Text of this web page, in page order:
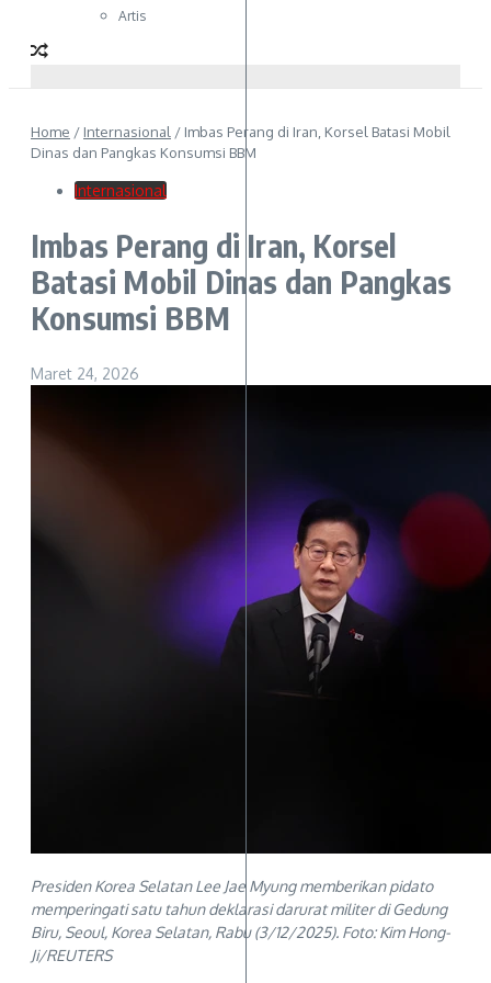
Artis
Home / Internasional / Imbas Perang di Iran, Korsel Batasi Mobil
Dinas dan Pangkas Konsumsi BBM
Internasional
Imbas Perang di Iran, Korsel
Batasi Mobil Dinas dan Pangkas
Konsumsi BBM
Maret 24, 2026
Presiden Korea Selatan Lee Jae Myung memberikan pidato
memperingati satu tahun deklarasi darurat militer di Gedung
Biru, Seoul, Korea Selatan, Rabu (3/12/2025). Foto: Kim Hong-
Ji/REUTERS